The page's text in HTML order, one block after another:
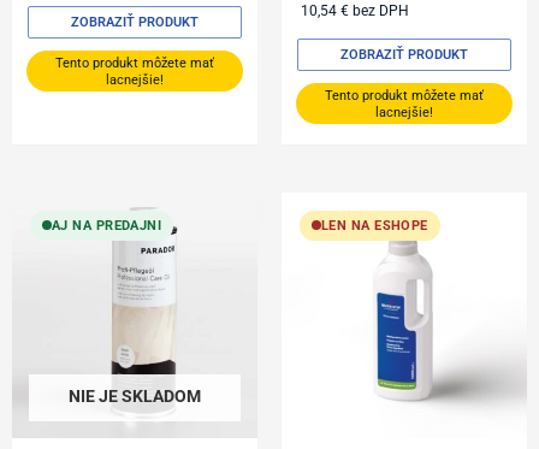
Tento produkt môžete mať
lacnejšie!
ZOBRAZIŤ PRODUKT
10,54€ bez DPH
Tento produkt môžete mať
lacnejšie!
ZOBRAZIŤ PRODUKT
AJ NA PREDAJNI
NIE JE SKLADOM
LEN NA ESHOPE